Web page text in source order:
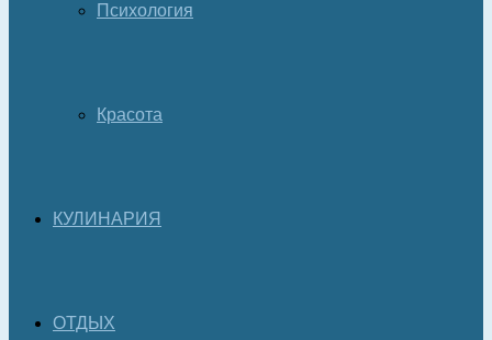
Психология
Красота
КУЛИНАРИЯ
ОТДЫХ